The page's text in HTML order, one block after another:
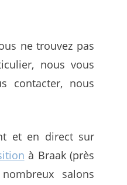
ne trouvez pas
nous vous
contacter, nous
et en direct sur
à Braak (près
salons